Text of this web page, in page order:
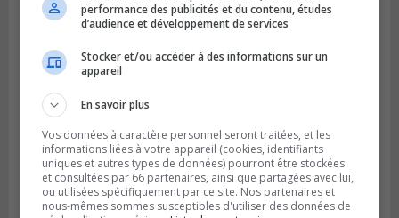
Publié le 21 février 2024 à 12h00
QScale doit abandonner son projet de
performance des publicités et du contenu, études
d’audience et développement de services
Stocker et/ou accéder à des informations sur un
appareil
En savoir plus
Vos données à caractère personnel seront traitées, et les
informations liées à votre appareil (cookies, identifiants
uniques et autres types de données) pourront être stockées
et consultées par 66 partenaires, ainsi que partagées avec lui,
ou utilisées spécifiquement par ce site. Nos partenaires et
nous-mêmes sommes susceptibles d'utiliser des données de